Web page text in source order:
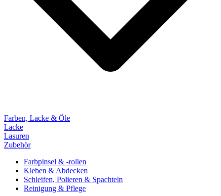
Farben, Lacke & Öle
Lacke
Lasuren
Zubehör
Farbpinsel & -rollen
Kleben & Abdecken
Schleifen, Polieren & Spachteln
Reinigung & Pflege